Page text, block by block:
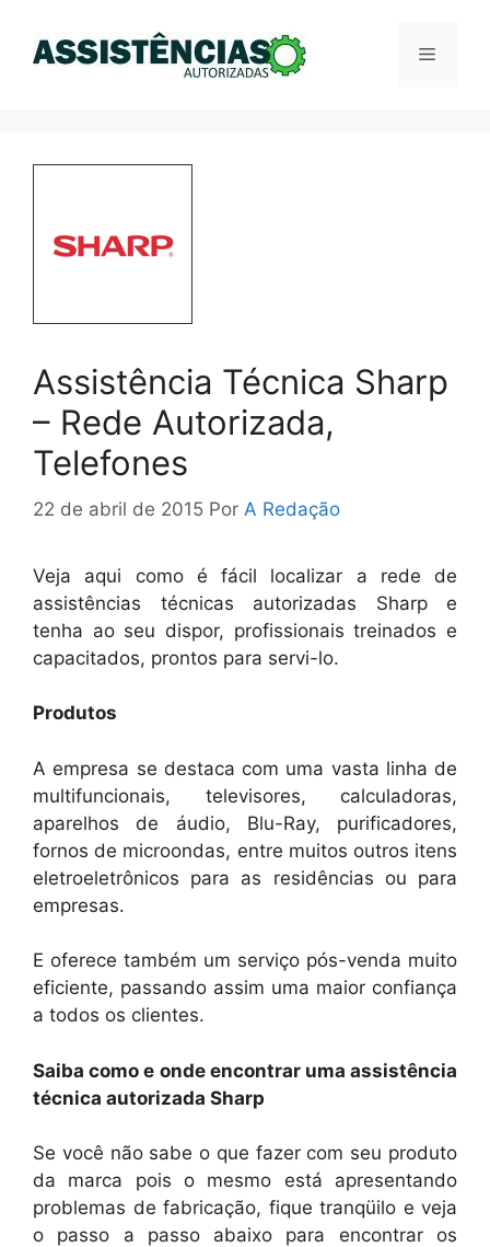
Menu
Assistência Técnica Sharp
– Rede Autorizada,
Telefones
22 de abril de 2015 Por A Redação
Veja aqui como é fácil localizar a rede de
assistências técnicas autorizadas Sharp e
tenha ao seu dispor, profissionais treinados e
capacitados, prontos para servi-lo.
Produtos
A empresa se destaca com uma vasta linha de
multifuncionais, televisores, calculadoras,
aparelhos de áudio, Blu-Ray, purificadores,
fornos de microondas, entre muitos outros itens
eletroeletrônicos para as residências ou para
empresas.
E oferece também um serviço pós-venda muito
eficiente, passando assim uma maior confiança
a todos os clientes.
Saiba como e onde encontrar uma assistência
técnica autorizada Sharp
Se você não sabe o que fazer com seu produto
da marca pois o mesmo está apresentando
problemas de fabricação, fique tranqüilo e veja
o passo a passo abaixo para encontrar os